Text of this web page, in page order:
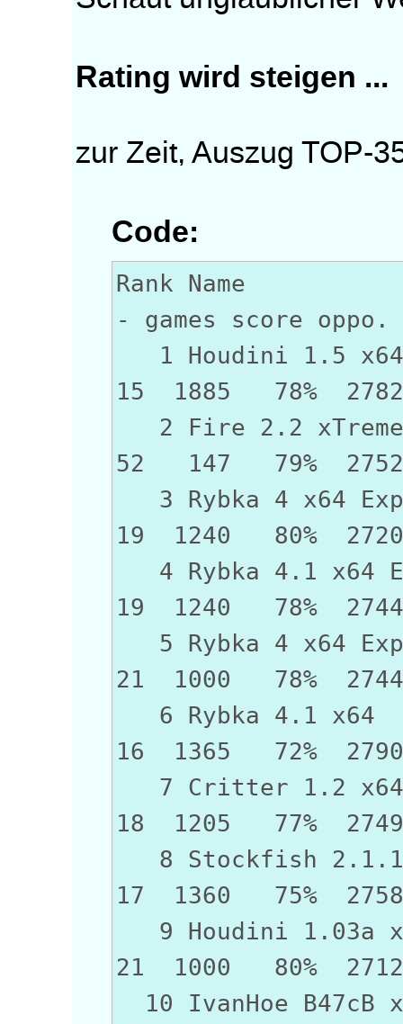
Rating wird steigen ...
zur Zeit, Auszug TOP-
Code:
Rank
- games score oppo.
1 Houdini
15 1885 78%
2 Fire 2.2
52 147 79%
3 Rybka 4
19 1240 80%
4 Rybka 4.1
19 1240 78%
5 Rybka 4
21 1000 78%
6 Rybka
16 1365 72%
7 Critter
18 1205 77%
8 Stockfish
17 1360 75%
9 Houdini
21 1000 80%
10 IvanHoe